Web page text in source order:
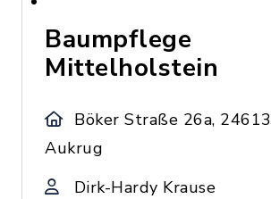
Baumpflege
Mittelholstein
Böker Straße 26a, 24613
Aukrug
Dirk-Hardy Krause